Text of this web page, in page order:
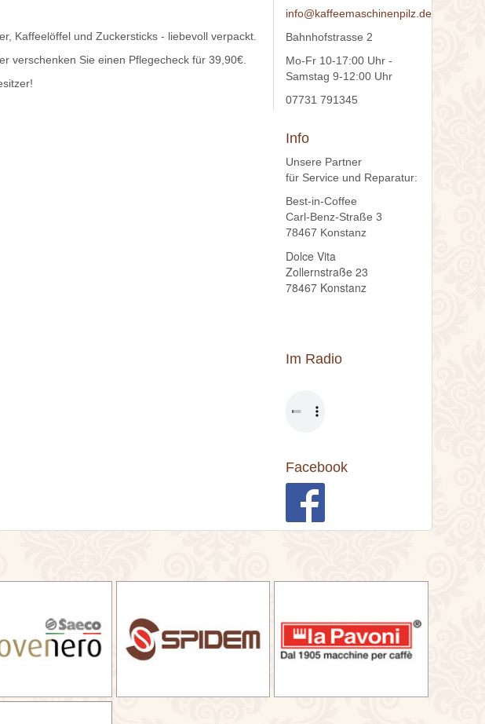
Kaffeelöffel und Zuckersticks - liebevoll verpackt.
verschenken Sie einen Pflegecheck für 39,90€.
info@kaffeemaschinenpilz.de
Bahnhofstrasse 2
Mo-Fr 10-17:00 Uhr -
Samstag 9-12:00 Uhr
07731 791345
Info
Unsere Partner
für Service und Reparatur:
Best-in-Coffee
Carl-Benz-Straße 3
78467 Konstanz
Dolce Vita
Zollernstraße 23
78467 Konstanz
Im Radio
Facebook